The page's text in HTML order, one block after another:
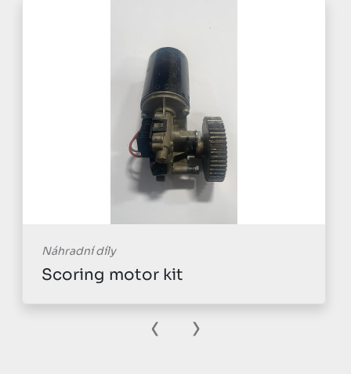
Náhradní díly
Scoring motor kit
‹ ›